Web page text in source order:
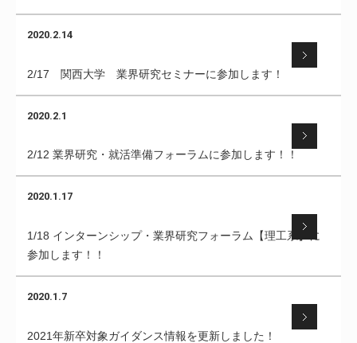
2020.2.14
2/17 関西大学 業界研究セミナーに参加します！
2020.2.1
2/12 業界研究・就活準備フォーラムに参加します！！
2020.1.17
1/18 インターンシップ・業界研究フォーラム【理工系】に
参加します！！
2020.1.7
2021年新卒対象ガイダンス情報を更新しました！